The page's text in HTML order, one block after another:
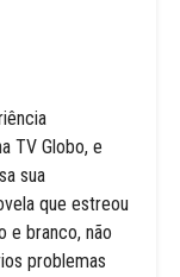
TV Globo, e
sua
que estreou
e branco, não
problemas